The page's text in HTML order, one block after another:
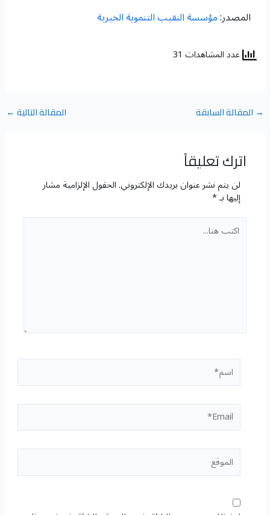
المصدر:مؤسسة النقيب التنموية الخيرية
عدد المشاهدات 31
→ المقالة السابقة المقالة التالية ←
اترك تعليقاً
لن يتم نشر عنوان بريدك الإلكتروني.الحقول الإلزامية مشار
إليها بـ*
اكتب
هنا...
اسم*
Email*
الموقع